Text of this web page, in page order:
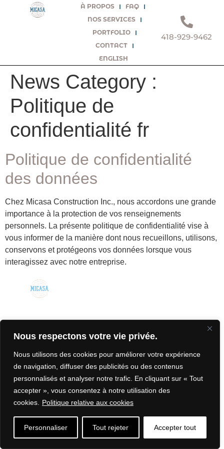
Nous respectons votre vie privée.
Nous utilisons des cookies pour améliorer votre expérience
de navigation, diffuser des publicités ou des contenus
personnalisés et analyser notre trafic. En cliquant sur « Tout
accepter », vous consentez à notre utilisation des
cookies.
Politique relative aux cookies
Personnaliser Tout rejeter Accepter tout
À PROPOS
FAQ
NOS SERVICES
PORTFOLIO
CONTACT
ENGLISH
418-929-9462
News Category :
Politique de
confidentialité fr
Politique de confidentialité
des données
Chez Micasa Construction Inc., nous accordons une grande
importance à la protection de vos renseignements
personnels. La présente politique de confidentialité vise à
vous informer de la manière dont nous recueillons, utilisons,
conservons et protégeons vos données lorsque vous
interagissez avec notre entreprise.
AVEC VOUS,
CONFIDENTIALITÉ
DES DONNÉES
CONTACT
RBQ : 5625 6712
PROPULSÉ PAR
MIITEMS
TOUS DROITS
RÉSERVÉS – 2026